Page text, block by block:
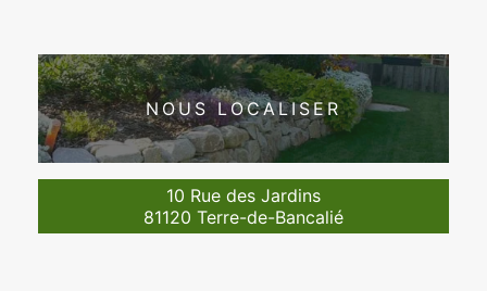
NOUS LOCALISER
10 Rue des Jardins
81120 Terre-de-Bancalié